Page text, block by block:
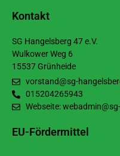
Kontakt
SG Hangelsberg 47 e.V.
Wulkower Weg 6
15537 Grünheide
vorstand@sg-
015204265943
Webseite:
EU-Fördermittel